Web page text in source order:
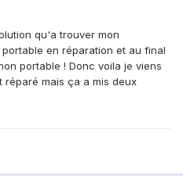
qu'a trouver mon
en réparation et au final
portable ! Donc voila je viens
réparé mais ça a mis deux